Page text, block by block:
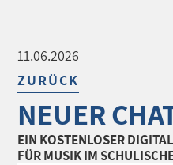
11.06.2026
ZURÜCK
NEUER
EIN KOSTENLOSER
FÜR MUSIK IM